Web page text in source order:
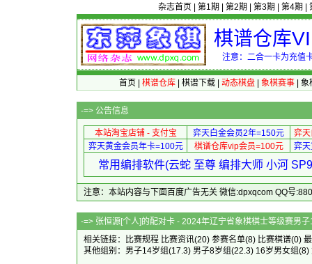
杂志首页 第1期 第2期 第3期 第4期
棋谱仓库
注意：二合一卡为充值
首页 棋谱仓库| 棋谱下载| 动态棋盘| 象棋赛事| 象
-=> 公告信息
本站淘宝店铺 - 支付宝 弈天白金会员2年=150元
弈
弈天黄金会员年卡=100元
棋谱仓库vip会员=100元 弈
常用编排软件(云蛇 至尊 编排大师 小河
注意：本站内容与下面百度广告无关 微信:dpxqcom QQ号
-=> 张恒源[个人]的配对卡 - 2024年辽
相关链接：
比赛规程 比赛资讯(20) 参赛名单(8) 比赛棋谱(0)
其他组别： 男子14岁组(17.3) 男子8岁组(22.3) 16岁男女组(8)